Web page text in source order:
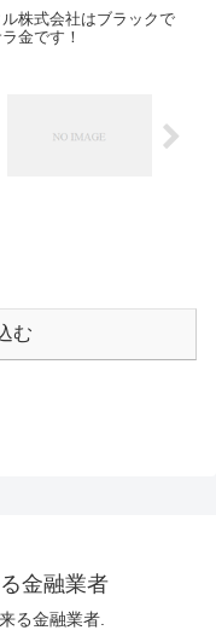
株式会社はブラックで
金です！
む
金融業者
る金融業者.